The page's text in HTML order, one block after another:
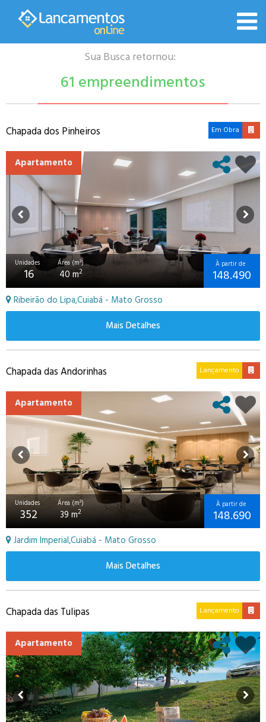
Sua Busca retornou:
61 empreendimentos
Chapada dos Pinheiros Em Obra
Apartamento
Unidades
16
Área (m²)
40 m2
À partir de
148.490
Ribeirão do Lipa,Cuiabá - Mato Grosso
Mais Detalhes
Chapada das Andorinhas Lançamento
Apartamento
Unidades
352
Área (m²)
39 m2
À partir de
148.690
Jardim Imperial,Cuiabá - Mato Grosso
Mais Detalhes
Chapada das Tulipas Lançamento
Apartamento